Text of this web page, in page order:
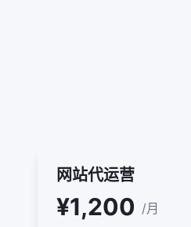
网站代运营
¥1,200 /月